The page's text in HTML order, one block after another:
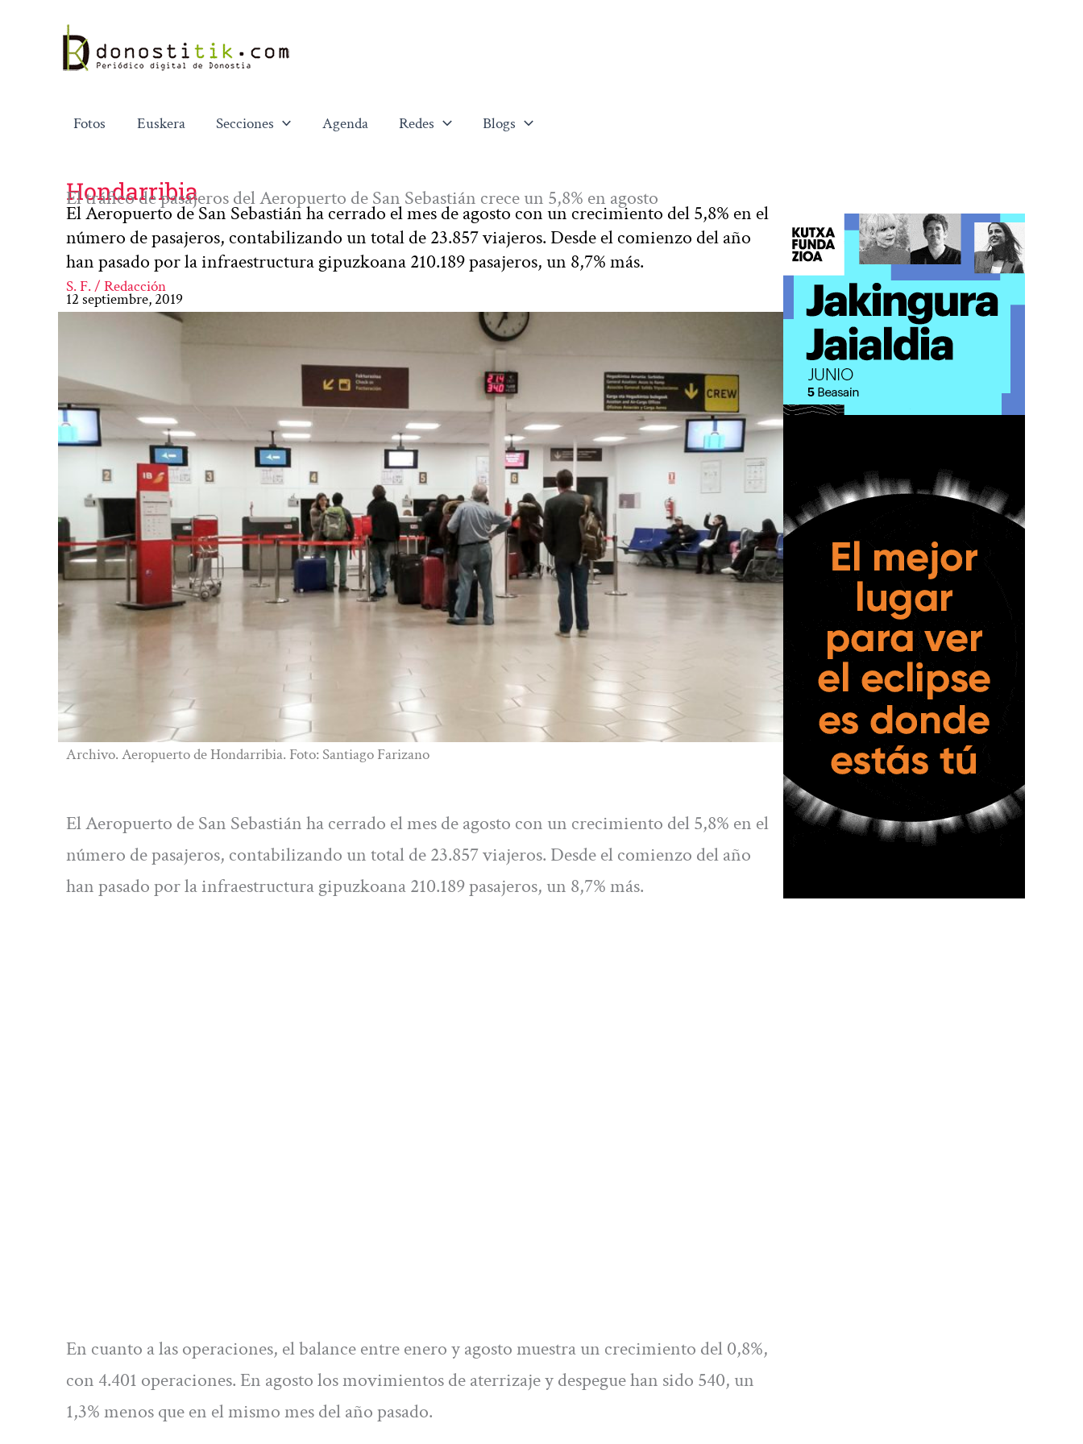
contenido
Fotos Euskera Secciones Agenda Redes Blogs
Hondarribia
El tráfico de pasajeros del Aeropuerto de San Sebastián crece un 5,8% en agosto
El Aeropuerto de San Sebastián ha cerrado el mes de agosto con un crecimiento del 5,8% en el
número de pasajeros, contabilizando un total de 23.857 viajeros. Desde el comienzo del año
han pasado por la infraestructura gipuzkoana 210.189 pasajeros, un 8,7% más.
S. F. / Redacción
12 septiembre, 2019
Archivo. Aeropuerto de Hondarribia. Foto: Santiago Farizano
El Aeropuerto de San Sebastián ha cerrado el mes de agosto con un crecimiento del 5,8% en el
número de pasajeros, contabilizando un total de 23.857 viajeros. Desde el comienzo del año
han pasado por la infraestructura gipuzkoana 210.189 pasajeros, un 8,7% más.
En cuanto a las operaciones, el balance entre enero y agosto muestra un crecimiento del 0,8%,
con 4.401 operaciones. En agosto los movimientos de aterrizaje y despegue han sido 540, un
1,3% menos que en el mismo mes del año pasado.